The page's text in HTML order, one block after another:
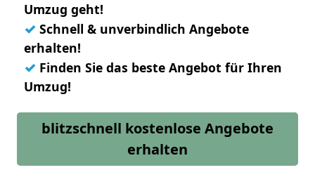
Umzug geht!
✓ Schnell & unverbindlich Angebote
erhalten!
✓ Finden Sie das beste Angebot für Ihren
Umzug!
blitzschnell kostenlose Angebote
erhalten